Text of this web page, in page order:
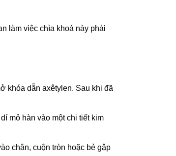
làm việc chìa khoá này phải
khóa dẫn axêtylen. Sau khi đã
mỏ hàn vào một chi tiết kim
chân, cuộn tròn hoặc bẻ gập